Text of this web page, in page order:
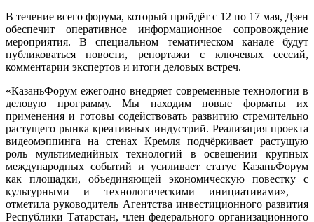
В течение всего форума, который пройдёт с 12 по 17 мая, Дзен
обеспечит оперативное информационное сопровождение
мероприятия. В специальном тематическом канале будут
публиковаться новости, репортажи с ключевых сессий,
комментарии экспертов и итоги деловых встреч.
«КазаньФорум ежегодно внедряет современные технологии в
деловую программу. Мы находим новые форматы их
применения и готовы содействовать развитию стремительно
растущего рынка креативных индустрий. Реализация проекта
видеомэппинга на стенах Кремля подчёркивает растущую
роль мультимедийных технологий в освещении крупных
международных событий и усиливает статус КазаньФорум
как площадки, объединяющей экономическую повестку с
культурными и технологическими инициативами», –
отметила руководитель Агентства инвестиционного развития
Республики Татарстан, член федерального организационного